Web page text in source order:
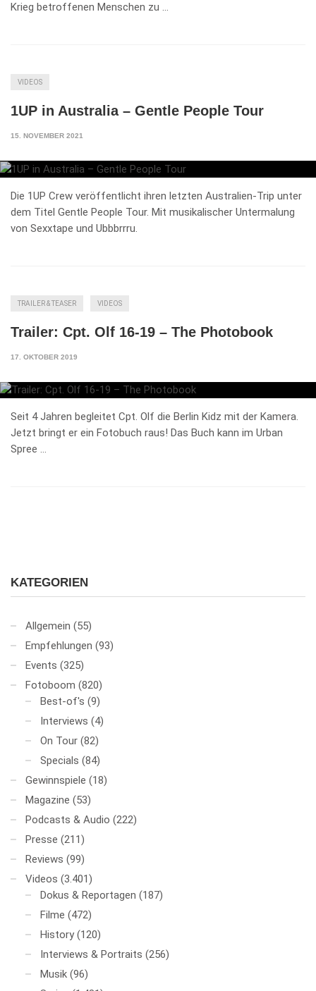
Krieg betroffenen Menschen zu …
VIDEOS
1UP in Australia – Gentle People Tour
15. NOVEMBER 2021
Die 1UP Crew veröffentlicht ihren letzten Australien-Trip unter
dem Titel Gentle People Tour. Mit musikalischer Untermalung
von Sexxtape und Ubbbrrru.
TRAILER & TEASER VIDEOS
Trailer: Cpt. Olf 16-19 – The Photobook
17. OKTOBER 2019
Seit 4 Jahren begleitet Cpt. Olf die Berlin Kidz mit der Kamera.
Jetzt bringt er ein Fotobuch raus! Das Buch kann im Urban
Spree …
KATEGORIEN
Allgemein (55)
Empfehlungen (93)
Events (325)
Fotoboom (820)
Best-of's (9)
Interviews (4)
On Tour (82)
Specials (84)
Gewinnspiele (18)
Magazine (53)
Podcasts & Audio (222)
Presse (211)
Reviews (99)
Videos (3.401)
Dokus & Reportagen (187)
Filme (472)
History (120)
Interviews & Portraits (256)
Musik (96)